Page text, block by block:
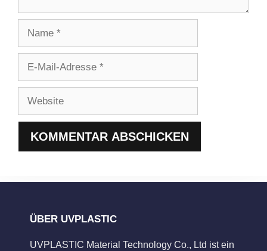
Adresse
ÜBER UVPLASTIC
UVPLASTIC Material Technology Co., Ltd ist ein